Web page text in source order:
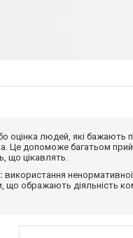
оцінка людей, які
Це допоможе багатьом
що цікавлять.
використання
що ображають діяльність